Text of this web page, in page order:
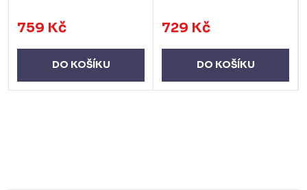
759 Kč
DO KOŠÍKU
729 Kč
DO KOŠÍKU